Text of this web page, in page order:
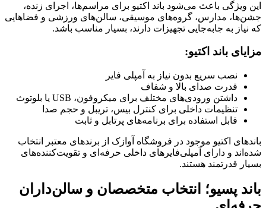
این ویژگی باعث می‌شود باند اکتیو برای مراسم‌ها، اجرای زنده،
جشن‌ها، مدارس، گروه‌های موسیقی، سالن‌های ورزشی و فضاهایی
که نیاز به جابه‌جایی تجهیزات دارند، بسیار مناسب باشد.
مزایای باند اکتیو:
نصب سریع بدون نیاز به آمپلی فایر
قدرت صدای بالا و شفاف
داشتن ورودی‌های مختلف برای میکروفون، USB یا بلوتوث
تنظیمات داخلی برای کنترل بیس، تریبل و حجم صدا
قابل استفاده برای برنامه‌های پرتابل و ثابت
باندهای اکتیو موجود در فروشگاه آوازک از برندهای معتبر انتخاب
شده‌اند و دارای آمپلی‌فایرهای داخلی حرفه‌ای و تقویت‌کننده‌های
بسیار قدرتمند هستند.
باند پسیو؛ انتخاب متخصصان و سالن‌داران